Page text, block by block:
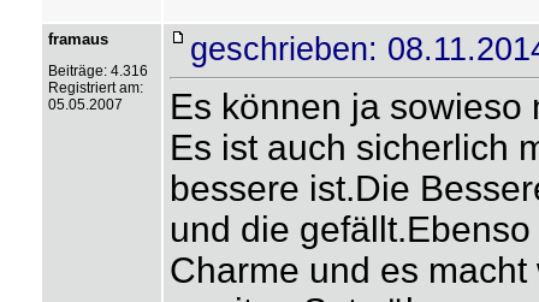
framaus
Beiträge: 4.316
Registriert am:
05.05.2007
geschrieben:
Es können ja sowieso
Es ist auch sicherlich
bessere ist.Die
und die
Charme und es